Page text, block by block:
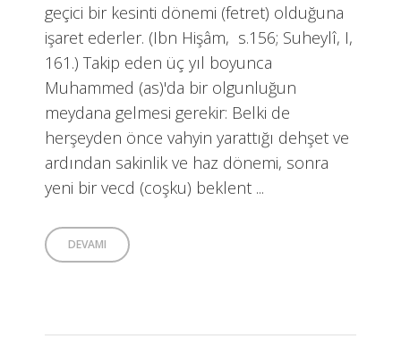
geçici bir kesinti dönemi (fetret) olduğuna
işaret ederler. (Ibn Hişâm, s.156; Suheylî, I,
161.) Takip eden üç yıl boyunca
Muhammed (as)'da bir olgunluğun
meydana gelmesi gerekir: Belki de
herşeyden önce vahyin yarattığı dehşet ve
ardından sakinlik ve haz dönemi, sonra
yeni bir vecd (coşku) beklent ...
DEVAMI